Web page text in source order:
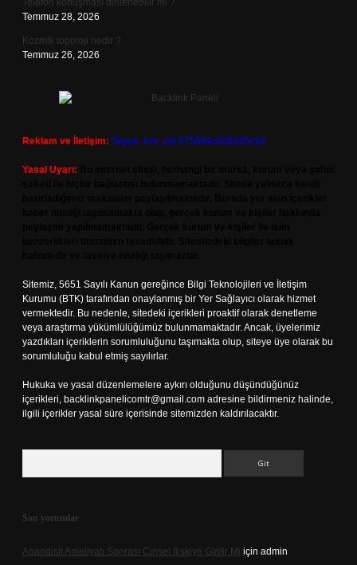
Telefon konuşması dinlenebilir mi ?
Temmuz 28, 2026
Kozmik topoloji nedir ?
Temmuz 26, 2026
Reklam ve İletişim: Skype: live:.cid.575569c608265c69
Yasal Uyarı:
Sitemiz, 5651 Sayılı Kanun gereğince Bilgi Teknolojileri ve İletişim
Kurumu (BTK) tarafından onaylanmış bir Yer Sağlayıcı olarak hizmet
vermektedir. Bu nedenle, sitedeki içerikleri proaktif olarak denetleme
veya araştırma yükümlülüğümüz bulunmamaktadır. Ancak, üyelerimiz
yazdıkları içeriklerin sorumluluğunu taşımakta olup, siteye üye olarak bu
sorumluluğu kabul etmiş sayılırlar.
Hukuka ve yasal düzenlemelere aykırı olduğunu düşündüğünüz
içerikleri, backlinkpanelicomtr@gmail.com adresine bildirmeniz halinde,
ilgili içerikler yasal süre içerisinde sitemizden kaldırılacaktır.
Son yorumlar
Apandisit Ameliyatı Sonrası Cinsel Ilişkiye Girilir Mi için admin